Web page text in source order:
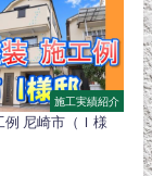
施工実績紹介
例 尼崎市（Ｉ様